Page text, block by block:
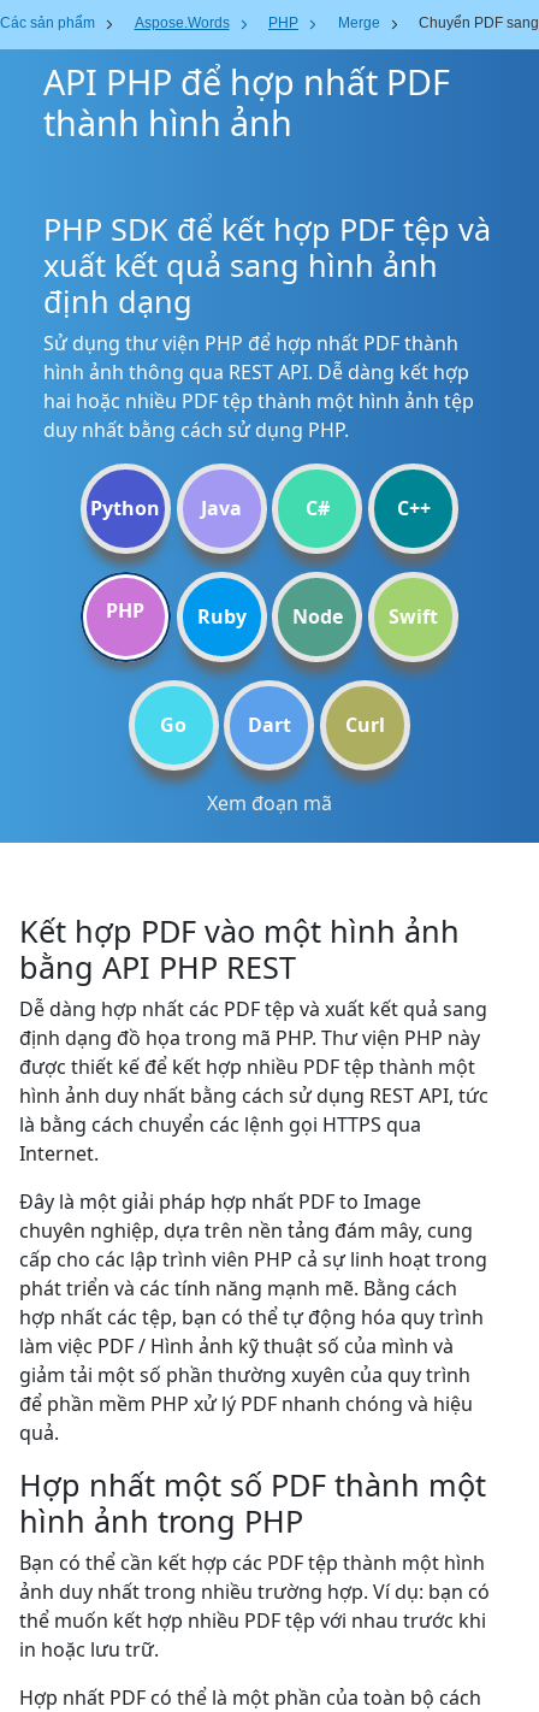
Các sản phẩm Aspose.Words PHP Merge Chuyển PDF
API PHP để hợp nhất PDF
thành hình ảnh
PHP SDK để kết hợp PDF tệp và
xuất kết quả sang hình ảnh
định dạng
Sử dụng thư viện PHP để hợp nhất PDF thành
hình ảnh thông qua REST API. Dễ dàng kết hợp
hai hoặc nhiều PDF tệp thành một hình ảnh tệp
duy nhất bằng cách sử dụng PHP.
Python Java C# C++
PHP Ruby Node Swift
Go Dart Curl
Xem đoạn mã
Kết hợp PDF vào một hình ảnh
bằng API PHP REST
Dễ dàng hợp nhất các PDF tệp và xuất kết quả sang
định dạng đồ họa trong mã PHP. Thư viện PHP này
được thiết kế để kết hợp nhiều PDF tệp thành một
hình ảnh duy nhất bằng cách sử dụng REST API, tức
là bằng cách chuyển các lệnh gọi HTTPS qua
Internet.
Đây là một giải pháp hợp nhất PDF to Image
chuyên nghiệp, dựa trên nền tảng đám mây, cung
cấp cho các lập trình viên PHP cả sự linh hoạt trong
phát triển và các tính năng mạnh mẽ. Bằng cách
hợp nhất các tệp, bạn có thể tự động hóa quy trình
làm việc PDF / Hình ảnh kỹ thuật số của mình và
giảm tải một số phần thường xuyên của quy trình
để phần mềm PHP xử lý PDF nhanh chóng và hiệu
quả.
Hợp nhất một số PDF thành một
hình ảnh trong PHP
Bạn có thể cần kết hợp các PDF tệp thành một hình
ảnh duy nhất trong nhiều trường hợp. Ví dụ: bạn có
thể muốn kết hợp nhiều PDF tệp với nhau trước khi
in hoặc lưu trữ.
Hợp nhất PDF có thể là một phần của toàn bộ cách